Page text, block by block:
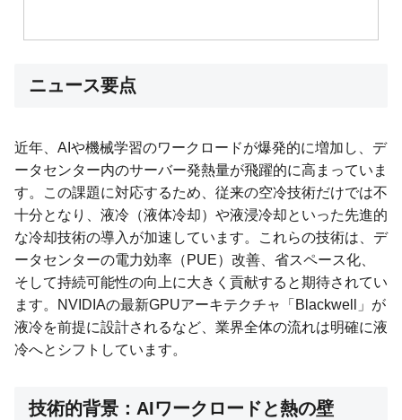
ニュース要点
近年、AIや機械学習のワークロードが爆発的に増加し、デ
ータセンター内のサーバー発熱量が飛躍的に高まっていま
す。この課題に対応するため、従来の空冷技術だけでは不
十分となり、液冷（液体冷却）や液浸冷却といった先進的
な冷却技術の導入が加速しています。これらの技術は、デ
ータセンターの電力効率（PUE）改善、省スペース化、
そして持続可能性の向上に大きく貢献すると期待されてい
ます。NVIDIAの最新GPUアーキテクチャ「Blackwell」が
液冷を前提に設計されるなど、業界全体の流れは明確に液
冷へとシフトしています。
技術的背景：AIワークロードと熱の壁